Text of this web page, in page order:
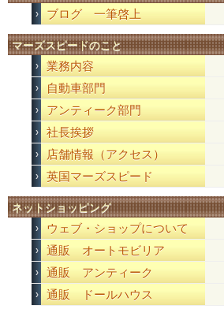
ブログ 一筆啓上
マーズスピードのこと
業務内容
自動車部門
アンティーク部門
社長挨拶
店舗情報（アクセス）
英国マーズスピード
ネットショッピング
ウェブ・ショップについて
通販 オートモビリア
通販 アンティーク
通販 ドールハウス